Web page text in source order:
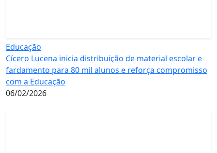
Educação
Cícero Lucena inicia distribuição de material escolar e
fardamento para 80 mil alunos e reforça compromisso
com a Educação
06/02/2026